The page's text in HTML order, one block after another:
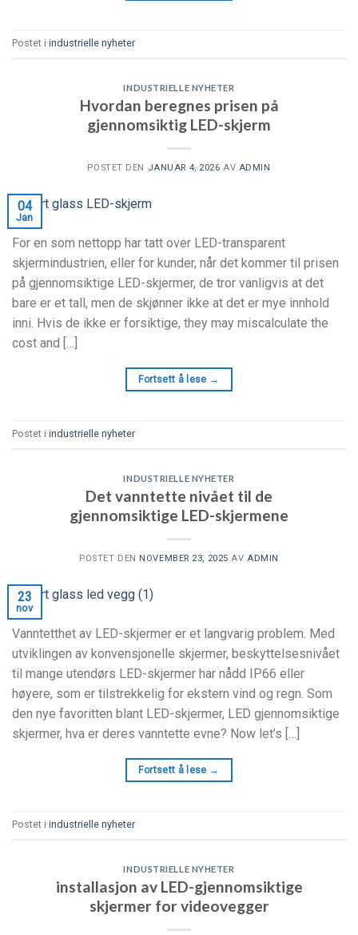
Postet i industrielle nyheter
INDUSTRIELLE NYHETER
Hvordan beregnes prisen på
gjennomsiktig LED-skjerm
POSTET DEN JANUAR 4, 2026 AV ADMIN
04
Jan
For en som nettopp har tatt over LED-transparent
skjermindustrien, eller for kunder, når det kommer til prisen
på gjennomsiktige LED-skjermer, de tror vanligvis at det
bare er et tall, men de skjønner ikke at det er mye innhold
inni. Hvis de ikke er forsiktige, they may miscalculate the
cost and […]
Fortsett å lese →
Postet i industrielle nyheter
INDUSTRIELLE NYHETER
Det vanntette nivået til de
gjennomsiktige LED-skjermene
POSTET DEN NOVEMBER 23, 2025 AVADMIN
23
nov
Vanntetthet av LED-skjermer er et langvarig problem. Med
utviklingen av konvensjonelle skjermer, beskyttelsesnivået
til mange utendørs LED-skjermer har nådd IP66 eller
høyere, som er tilstrekkelig for ekstern vind og regn. Som
den nye favoritten blant LED-skjermer, LED gjennomsiktige
skjermer, hva er deres vanntette evne? Now let’s […]
Fortsett å lese →
Postet i industrielle nyheter
INDUSTRIELLE NYHETER
installasjon av LED-gjennomsiktige
skjermer for videovegger